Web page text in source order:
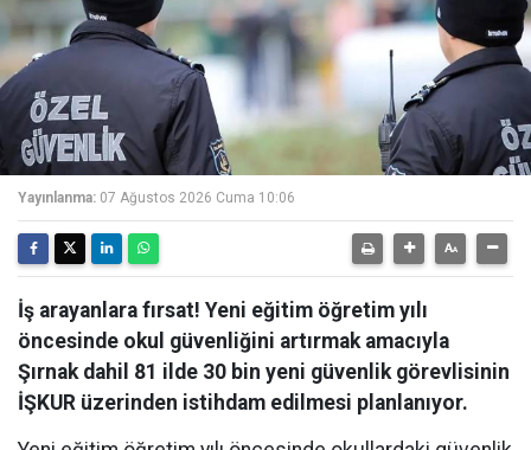
Yayınlanma: 07 Ağustos 2026 Cuma 10:06
İş arayanlara fırsat! Yeni eğitim öğretim yılı
öncesinde okul güvenliğini artırmak amacıyla
Şırnak dahil 81 ilde 30 bin yeni güvenlik görevlisinin
İŞKUR üzerinden istihdam edilmesi planlanıyor.